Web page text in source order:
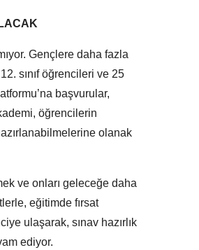
Gençlere daha fazla
sınıf öğrencileri ve 25
başvurular,
öğrencilerin
olanak
ve onları geleceğe daha
eğitimde fırsat
ulaşarak, sınav hazırlık
ediyor.